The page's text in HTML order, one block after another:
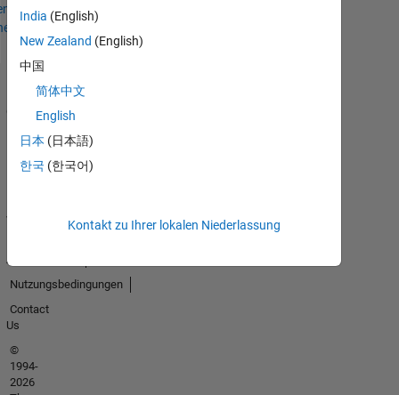
India (English)
New Zealand (English)
中国
简体中文
English
日本 (日本語)
한국 (한국어)
Kontakt zu Ihrer lokalen Niederlassung
Center
Handelsmarken
Datenschutz-
verhindern
Anwendungen
Nutzungsbedingungen
Contact
Us
©
1994-
2026